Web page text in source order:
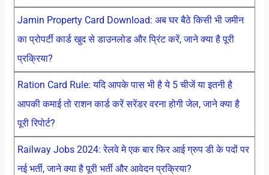
Jamin Property Card Download: अब घर बैठे किसी भी जमीन
का प्रोपर्टी कार्ड खुद से डाउनलोड और प्रिंट करें, जाने क्या है पूरी
प्रक्रिया?
Ration Card Rule: यदि आपके पास भी है ये 5 चीजें या इतनी है
आपकी कमाई तो राशन कार्ड करें सरेंडर वरना होगी जेल, जाने क्या है
पूरी रिपोर्ट?
Railway Jobs 2024: रेलवे मे एक बार फिर आई ग्रुप डी के पदों पर
नई भर्ती, जाने क्या है पूरी भर्ती और आवेदन प्रक्रिया?